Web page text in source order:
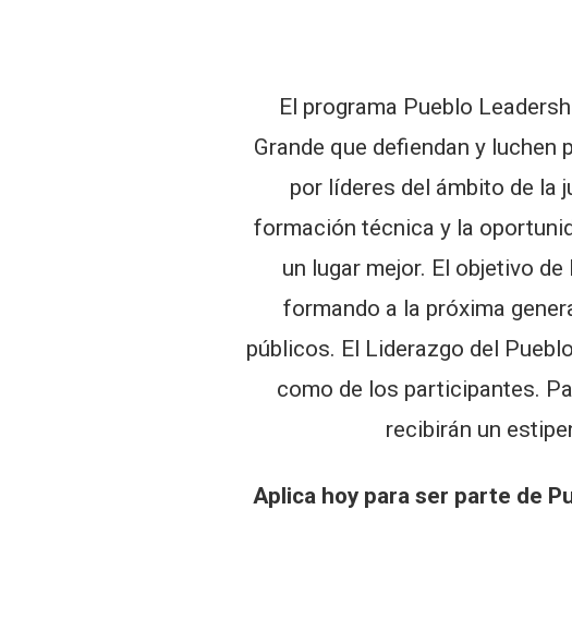
El programa Pueblo
Grande que defiendan y
por líderes del ámbito de la
formación técnica y la
un lugar mejor. El objetivo
formando a la próxima
públicos. El Liderazgo del
como de los participantes.
recibirán un
Aplica hoy para ser parte de